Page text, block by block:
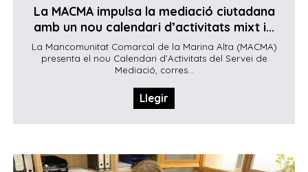
La MACMA impulsa la mediació ciutadana
amb un nou calendari d’activitats mixt i...
La Mancomunitat Comarcal de la Marina Alta (MACMA)
presenta el nou Calendari d’Activitats del Servei de
Mediació, corres...
Llegir